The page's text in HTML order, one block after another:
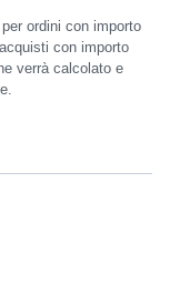
ordini con importo
con importo
verrà calcolato e